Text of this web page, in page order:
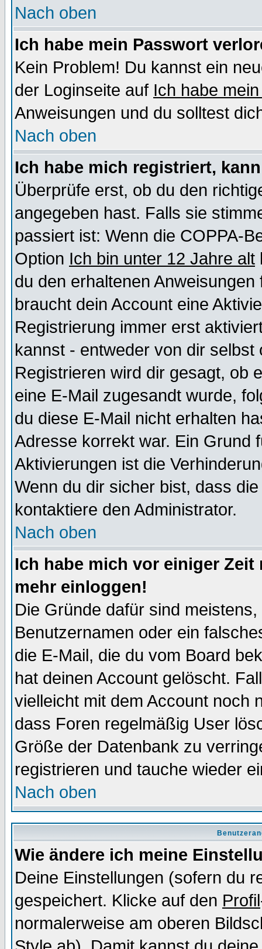
Nach oben
Ich habe mein Passwort
Kein Problem! Du kannst ein
der Loginseite auf Ich habe
Anweisungen und du solltest
Nach oben
Ich habe mich registriert,
Überprüfe erst, ob du den
angegeben hast. Falls sie
passiert ist: Wenn die COPPA-
Option Ich bin unter 12 Jahre alt
du den erhaltenen
braucht dein Account eine
Registrierung immer erst
kannst - entweder von dir selbst
Registrieren wird dir gesagt, ob
eine E-Mail zugesandt wurde,
du diese E-Mail nicht erhalten
Adresse korrekt war. Ein Grund
Aktivierungen ist die
Wenn du dir sicher bist, dass
kontaktiere den Administrator.
Nach oben
Ich habe mich vor einiger
mehr einloggen!
Die Gründe dafür sind
Benutzernamen oder ein
die E-Mail, die du vom Board
hat deinen Account gelöscht.
vielleicht mit dem Account noch
dass Foren regelmäßig User
Größe der Datenbank zu
registrieren und tauche wieder
Nach oben
Wie ändere ich meine
Deine Einstellungen (sofern du
gespeichert. Klicke auf den Profil
normalerweise am oberen